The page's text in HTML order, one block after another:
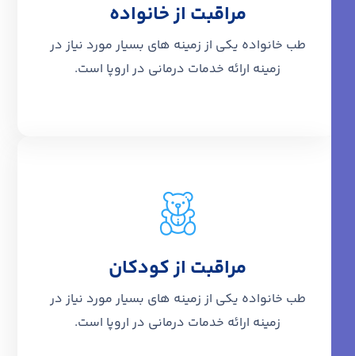
مراقبت از خانواده
طب خانواده یکی از زمینه های بسیار مورد نیاز در
زمینه ارائه خدمات درمانی در اروپا است.
اطلاعات بیشتر
مراقبت از کودکان
طب خانواده یکی از زمینه های بسیار مورد نیاز در
زمینه ارائه خدمات درمانی در اروپا است.
اطلاعات بیشتر